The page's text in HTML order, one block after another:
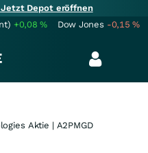
Depot eröffnen
+0,08% Dow Jones -0,15%
Aktie | A2PMGD